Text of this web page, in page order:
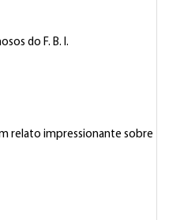
do F. B. I.
relato impressionante sobre